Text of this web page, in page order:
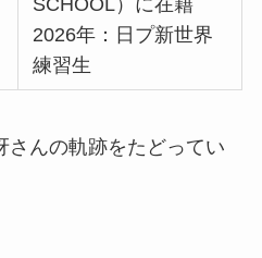
SCHOOL）に在籍
2026年：日プ新世界
練習生
さんの軌跡をたどってい